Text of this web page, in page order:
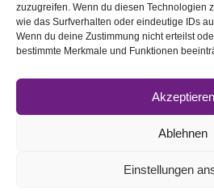
zuzugreifen. Wenn du diesen Technologien
wie das Surfverhalten oder eindeutige IDs
Wenn du deine Zustimmung nicht erteilst
bestimmte Merkmale und Funktionen
Akzeptieren
Ablehnen
Einstellungen
Oelsnitz, Sachsen 09376 Google Karte
Impressum